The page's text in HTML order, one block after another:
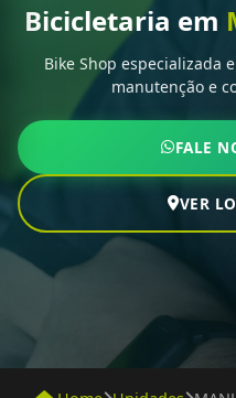
Bicicletaria em
Bike Shop especializada
manutenção e
FALE
VER